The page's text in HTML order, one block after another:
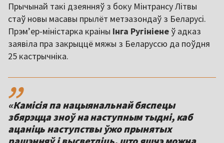
Прычынай такі дзеянняў з боку Мінтрансу Літвы
стаў новы масавы прылёт метэазондаў з Беларусі.
Прэм’ер-міністарка краіны Інга Ругініенеў адказ
заявіла пра закрыццё мяжы з Беларуссю да поўдня
25 кастрычніка.
,,
«Камісія па нацыянальнай бяспецы
збярэцца зноў на наступным тыдні, каб
ацаніць наступствы ўжо прынятых